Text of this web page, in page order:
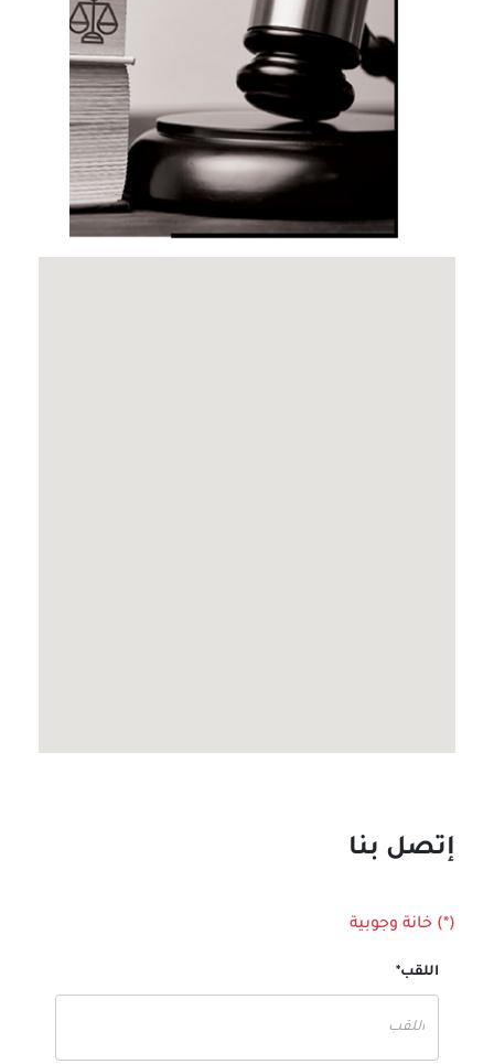
إتصل بنا
(*) خانة وجوبية
اللقب*